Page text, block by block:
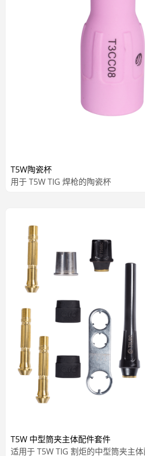
T5W陶瓷杯
用于 T5W TIG 焊枪的陶瓷杯
T5W 中型筒夹主体配件套件
适用于 T5W TIG 割炬的中型筒夹主